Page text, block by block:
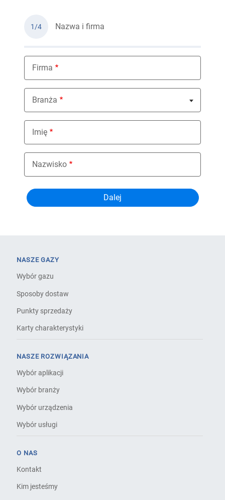
1/4 Nazwa i firma
Firma
Branża
Nothing selected
Imię
Nazwisko
NASZE GAZY
Wybór gazu
Sposoby dostaw
Punkty sprzedaży
Karty charakterystyki
NASZE ROZWIĄZANIA
Wybór aplikacji
Wybór branży
Wybór urządzenia
Wybór usługi
O NAS
Kontakt
Kim jesteśmy